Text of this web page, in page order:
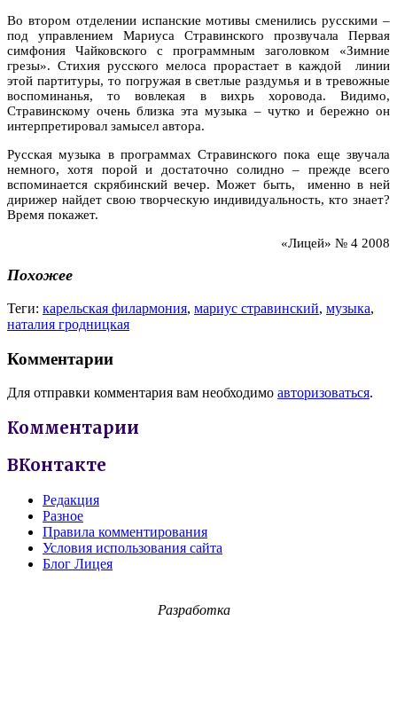
Во втором отделении испанские мотивы сменились русскими –
под управлением Мариуса Стравинского прозвучала Первая
симфония Чайковского с программным заголовком «Зимние
грезы». Стихия русского мелоса прорастает в каждой линии
этой партитуры, то погружая в светлые раздумья и в тревожные
воспоминанья, то вовлекая в вихрь хоровода. Видимо,
Стравинскому очень близка эта музыка – чутко и бережно он
интерпретировал замысел автора.
Русская музыка в программах Стравинского пока еще звучала
немного, хотя порой и достаточно солидно – прежде всего
вспоминается скрябинский вечер. Может быть, именно в ней
дирижер найдет свою творческую индивидуальность, кто знает?
Время покажет.
«Лицей» № 4 2008
Похожее
Теги: карельская филармония, мариус стравинский, музыка,
наталия гродницкая
Комментарии
Для отправки комментария вам необходимо авторизоваться.
Комментарии
ВКонтакте
Редакция
Разное
Правила комментирования
Условия использования сайта
Блог Лицея
Разработка